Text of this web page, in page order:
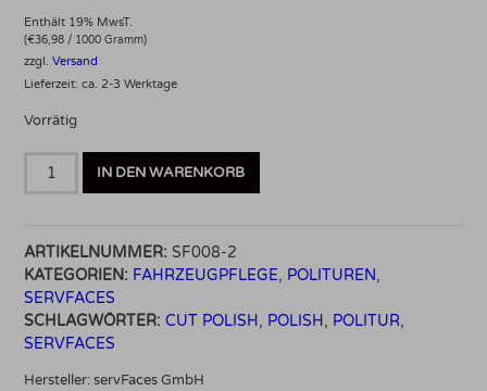
Enthält 19% MwsT.
(€36,98 / 1000 Gramm)
zzgl.Versand
Lieferzeit: ca. 2-3 Werktage
Vorrätig
Servfaces
IN DEN WARENKORB
ARTIKELNUMMER: SF008-2
KATEGORIEN: FAHRZEUGPFLEGE, POLITUREN,
SERVFACES
SCHLAGWÖRTER: CUT POLISH, POLISH, POLITUR,
SERVFACES
Hersteller:servFaces GmbH